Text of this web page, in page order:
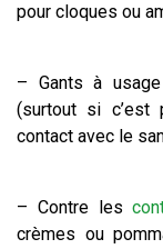
pour cloques ou
– Gants à
(surtout si c’est
contact avec le
– Contre les
crèmes ou